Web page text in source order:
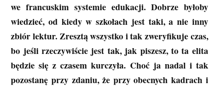
we francuskim systemie edukacji. Dobrze byłoby
wiedzieć, od kiedy w szkołach jest taki, a nie inny
zbiór lektur. Zresztą wszystko i tak zweryfikuje czas,
bo jeśli rzeczywiście jest tak, jak piszesz, to ta elita
będzie się z czasem kurczyła. Choć ja nadal i tak
pozostanę przy zdaniu, że przy obecnych kadrach i